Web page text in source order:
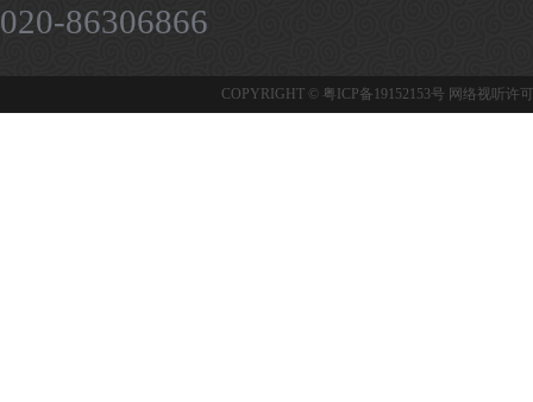
020-86306866
COPYRIGHT © 粤ICP备19152153号 网络视听许